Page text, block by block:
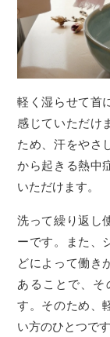
軽く湿らせて首
感じていただけ
ため、汗をやさ
から起きる熱中
いただけます。
洗って繰り返し
ーです。また、
どによって働き
あることで、そ
す。そのため、
い方のひとつです